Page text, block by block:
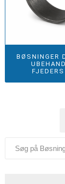
BØSNINGER